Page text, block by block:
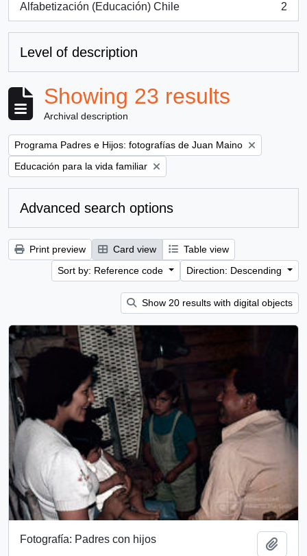
Alfabetización (Educación) Chile
, 2 results
2
Level of description
Showing 23 results
Archival description
Remove filter:
Programa Padres e Hijos: fotografías de Juan Maino
Remove filter:
Educación para la vida familiar
Advanced search options
Print preview Card view
Table view
Sort by: Reference code
Direction: Descending
Show 20 results with digital objects
Fotografía: Padres con hijos